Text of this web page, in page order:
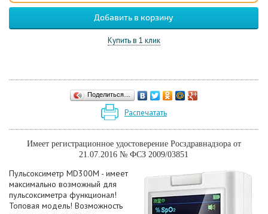
Купить в 1 клик
Поделиться…
Распечатать
Имеет регистрационное удостоверение Росздравнадзора от
21.07.2016 № ФСЗ 2009/03851
Пульсоксиметр MD300M - имеет
максимально возможный для
пульсоксиметра функционал!
Топовая модель! Возможность